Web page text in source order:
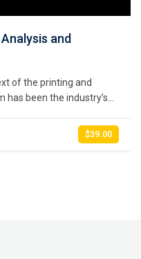
and
of the printing and
has been the industry’s
and scrambled it to
survived not only five
$39.00